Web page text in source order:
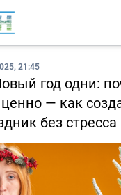
21:45
год одни:
— как
без стресса